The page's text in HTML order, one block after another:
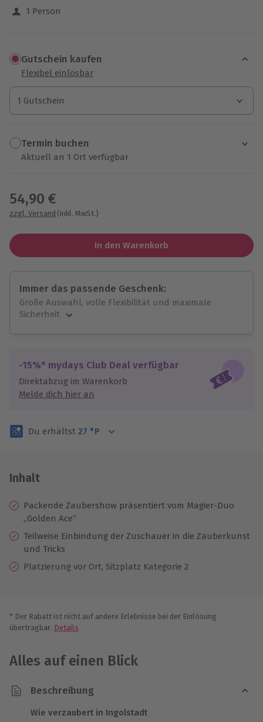
1 Person
Gutschein kaufen
Flexibel einlösbar
1 Gutschein
1 Gutschein
1 Gutschein
Termin buchen
Aktuell an 1 Ort verfügbar
54,90 €
zzgl. Versand (inkl. MwSt.)
In den Warenkorb
Immer das passende Geschenk:
Große Auswahl, volle Flexibilität und maximale
Sicherheit
Jeder Gutschein für alle Erlebnisse einlösbar.
Maximale Sicherheit
3 Jahre gültig & verlängerbar.
-15%* mydays Club Deal verfügbar
Direktabzug im Warenkorb
Melde dich hier an
Du erhältst 27 °P
Inhalt
Packende Zaubershow präsentiert vom Magier-Duo
„Golden Ace“
Teilweise Einbindung der Zuschauer in die Zauberkunst
und Tricks
Platzierung vor Ort, Sitzplatz Kategorie 2
* Der Rabatt ist nicht auf andere Erlebnisse bei der Einlösung
übertragbar. Details
Alles auf einen Blick
Beschreibung
Wie verzaubert in Ingolstadt